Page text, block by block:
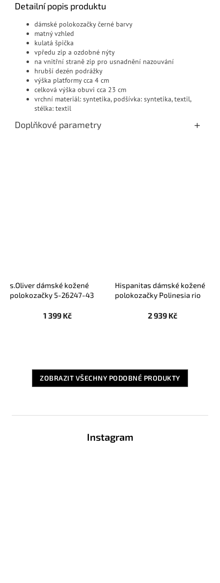
Detailní popis produktu
dámské polokozačky černé barvy
matný vzhled
kulatá špička
vpředu zip a ozdobné nýty
na vnitřní straně zip pro usnadnění nazouvání
hrubší dezén podrážky
výška platformy cca 4 cm
celková výška obuvi cca 23 cm
vrchní materiál: syntetika, podšívka: syntetika, textil,
stélka: textil
Doplňkové parametry
s.Oliver dámské kožené
polokozačky 5-26247-43
1 399 Kč
Hispanitas dámské kožené
polokozačky Polinesia rio
2 939 Kč
ZOBRAZIT VŠECHNY PODOBNÉ PRODUKTY
Instagram